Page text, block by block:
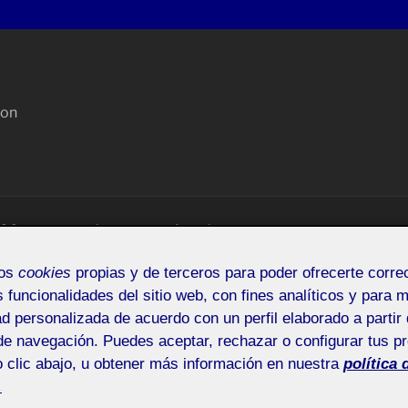
suggeriments Acceder
PICON
Buscar
por:
cookies propias y de terceros para poder ofrecerte
funcionalidades del sitio web, con fines analíticos y para
personalizada de acuerdo con un perfil elaborado a partir
navegación. Puedes aceptar, rechazar o configurar tus
clic abajo, u obtener más información en nuestra política